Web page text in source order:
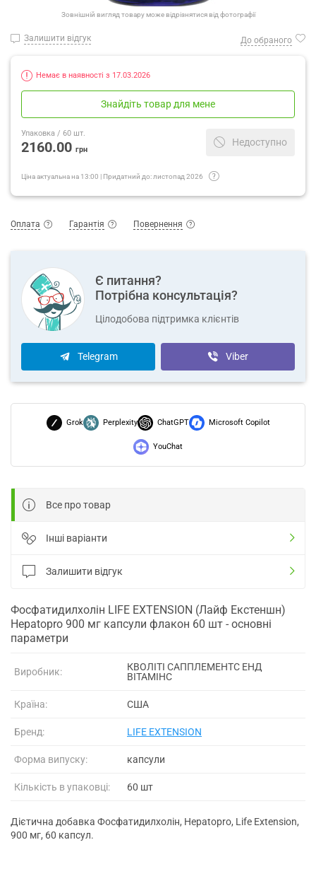
Зовнішній вигляд товару може відрізнятися від фотографії
Залишити відгук До обраного
Немає в наявності з 17.03.2026
Знайдіть товар для мене
Упаковка / 60 шт.
2160.00 грн
Недоступно
Ціна актуальна на 13:00 | Придатний до: листопад 2026
Оплата Гарантія Повернення
Є питання?
Потрібна консультація?
Цілодобова підтримка клієнтів
Telegram Viber
Grok Perplexity ChatGPT Microsoft Copilot
YouChat
Все про товар
Інші варіанти
Залишити відгук
Фосфатидилхолін LIFE EXTENSION (Лайф Екстеншн)
Hepatopro 900 мг капсули флакон 60 шт - основні
параметри
Виробник:
КВОЛІТІ САППЛЕМЕНТС ЕНД
ВІТАМІНС
Країна: США
Бренд: LIFE EXTENSION
Форма випуску: капсули
Кількість в упаковці: 60 шт
Дієтична добавка Фосфатидилхолін, Hepatopro, Life Extension,
900 мг, 60 капсул.